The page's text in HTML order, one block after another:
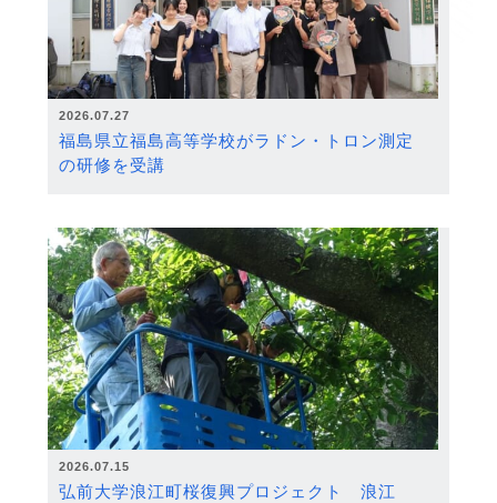
2026.07.27
福島県立福島高等学校がラドン・トロン測定
の研修を受講
2026.07.15
弘前大学浪江町桜復興プロジェクト 浪江